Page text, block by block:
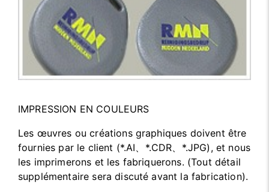
IMPRESSION EN COULEURS
Les œuvres ou créations graphiques doivent être
fournies par le client (*.AI、*.CDR、*.JPG), et nous
les imprimerons et les fabriquerons. (Tout détail
supplémentaire sera discuté avant la fabrication).